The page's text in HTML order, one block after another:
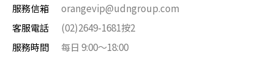
服務信箱
orangevip@udngroup.com
客服電話
(02)2649-1681按2
服務時間
每日 9:00～18:00